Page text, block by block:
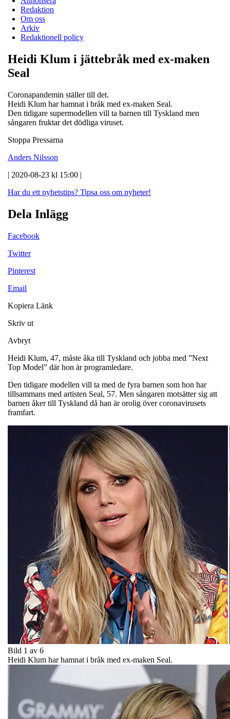
Redaktion
Om oss
Arkiv
Redaktionell policy
Heidi Klum i jättebråk med ex-maken
Seal
Coronapandemin ställer till det.
Heidi Klum har hamnat i bråk med ex-maken Seal.
Den tidigare supermodellen vill ta barnen till Tyskland men
sångaren fruktar det dödliga viruset.
Stoppa Pressarna
Anders Nilsson
| 2020-08-23 kl 15:00 |
Har du ett nyhetstips? Tipsa oss om nyheter!
Dela Inlägg
Facebook
Twitter
Pinterest
Email
Kopiera Länk
Skriv ut
Avbryt
Heidi Klum, 47, måste åka till Tyskland och jobba med ”Next
Top Model” där hon är programledare.
Den tidigare modellen vill ta med de fyra barnen som hon har
tillsammans med artisten Seal, 57. Men sångaren motsätter sig att
barnen åker till Tyskland då han är orolig över coronavirusets
framfart.
Bild 1 av 6
Heidi Klum har hamnat i bråk med ex-maken Seal.